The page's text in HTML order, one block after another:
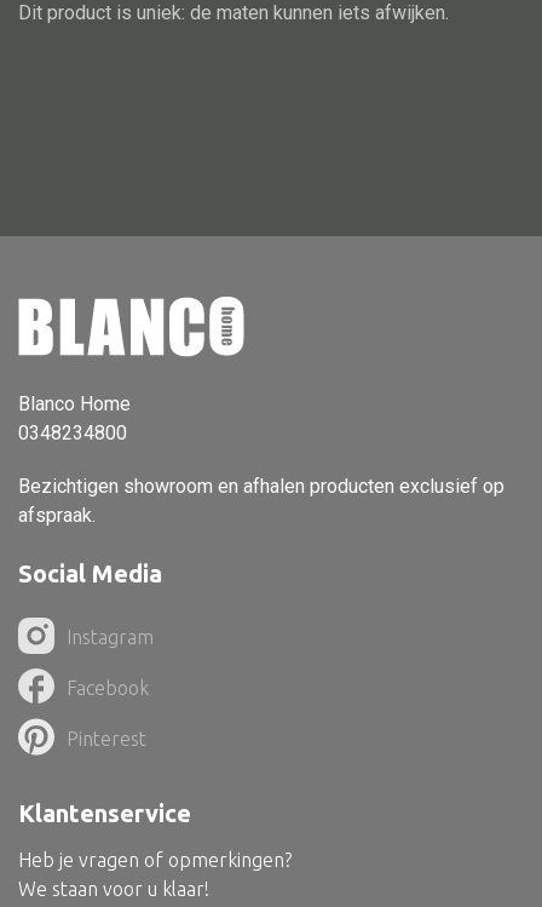
Bank IJzer
Tafellamp
Wandlamp
Alle deco
Vaas
Kandelaar
Object
Pilaar
Pot
Dienblad
Dit product is uniek: de maten kunnen iets afwijken.
Blanco Home
0348234800
Bezichtigen showroom en afhalen producten exclusief op
afspraak.
Social Media
Instagram
Facebook
Pinterest
Klantenservice
Heb je vragen of opmerkingen?
We staan voor u klaar!